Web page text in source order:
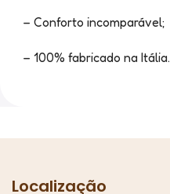
– Conforto incomparável;
– 100% fabricado na Itália.
Localização